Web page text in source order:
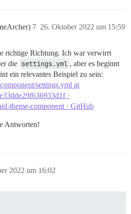
26. Oktober 2022 um 15:59
7
richtige Richtung. Ich war verwirrt
die settings.yml , aber es beginnt
ein relevantes Beispiel zu sein:
settings.yml at
·
theme-component · GitHub
Antworten!
2022 um 16:02